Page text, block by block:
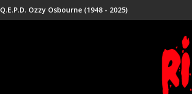
Q.E.P.D. Ozzy Osbourne (1948 - 2025)